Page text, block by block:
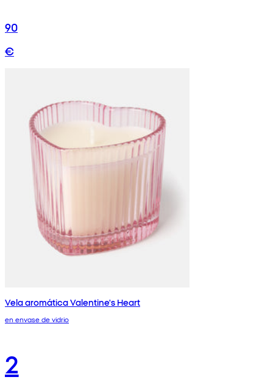
90
€
Vela aromática Valentine's Heart
en envase de vidrio
2